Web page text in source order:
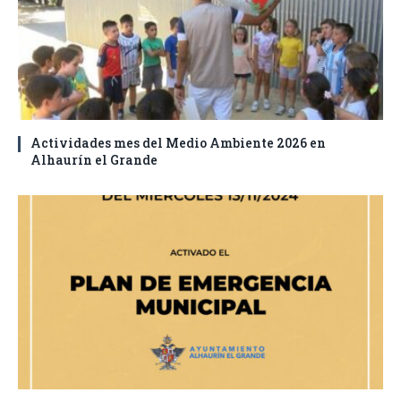
Actividades mes del Medio Ambiente 2026 en
Alhaurín el Grande